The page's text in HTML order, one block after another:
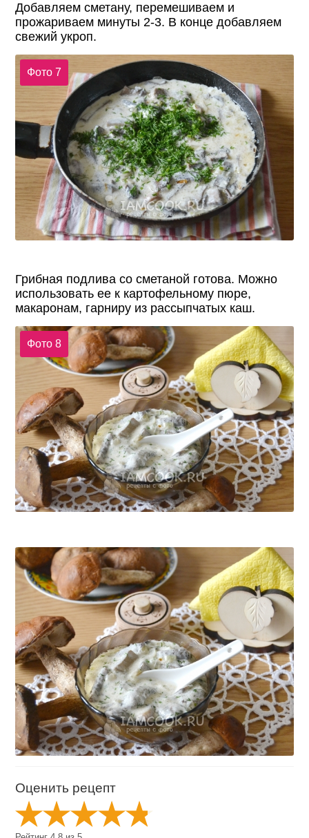
Добавляем сметану, перемешиваем и
прожариваем минуты 2-3. В конце добавляем
свежий укроп.
Фото 7
Грибная подлива со сметаной готова. Можно
использовать ее к картофельному пюре,
макаронам, гарниру из рассыпчатых каш.
Фото 8
Оценить рецепт